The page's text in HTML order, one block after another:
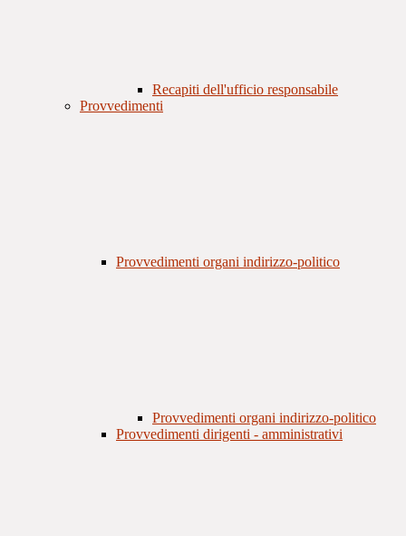
Recapiti dell'ufficio responsabile
Provvedimenti
Provvedimenti organi indirizzo-politico
Provvedimenti organi indirizzo-politico
Provvedimenti dirigenti - amministrativi